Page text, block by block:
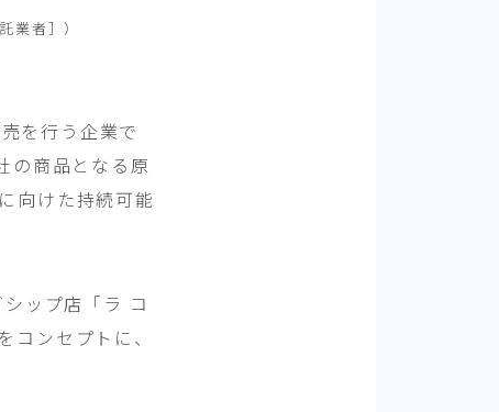
業者］）
を行う企業で
の商品となる原
向けた持続可能
ップ店「ラ コ
ンセプトに、